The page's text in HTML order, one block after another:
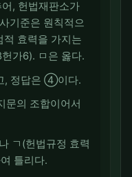
, 헌법재판소가
기준은 원칙적으
적 효력을 가지는
가6). ㅁ은 옳다.
, 정답은 ④이다.
의 조합이어서
ㄱ(헌법규정 효력
틀리다.